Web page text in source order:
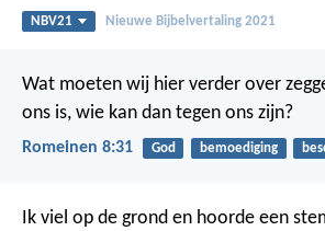
NBV21 Nieuwe Bijbelvertaling 2021
Wat moeten wij hier verder over
ons is, wie kan dan tegen ons zijn?
Romeinen 8:31 God bemoediging
Ik viel op de grond en hoorde een